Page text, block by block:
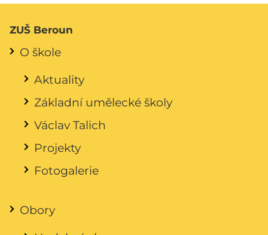
ZUŠ Beroun
O škole
Aktuality
Základní umělecké školy
Václav Talich
Projekty
Fotogalerie
Obory